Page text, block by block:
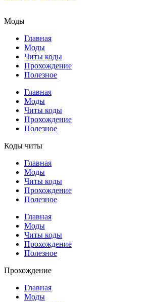
Моды
Главная
Моды
Читы коды
Прохождение
Полезное
Главная
Моды
Читы коды
Прохождение
Полезное
Коды читы
Главная
Моды
Читы коды
Прохождение
Полезное
Главная
Моды
Читы коды
Прохождение
Полезное
Прохождение
Главная
Моды